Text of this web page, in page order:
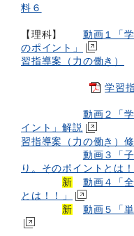
料６
【理科】 動画１「
のポイント」
習指導案（力の働き）
学習
動画２「
イント」解説
習指導案（力の働き）
動画３「
り。そのポイントとは！
新
動画４「
とは！！」
新
動画５「